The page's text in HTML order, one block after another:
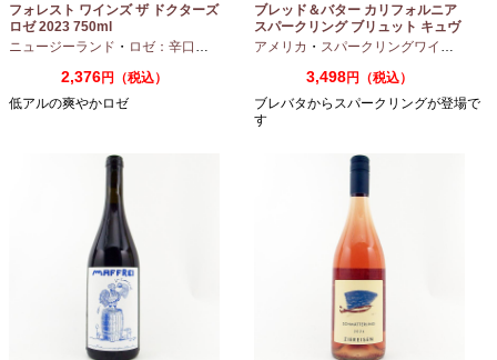
フォレスト ワインズ ザ ドクターズ
ロゼ 2023 750ml
ニュージーランド ・ ロゼ：辛口 ・ ピノノワール
2,376円（税込）
低アルの爽やかロゼ
ブレッド＆バター カリフォルニア
スパークリング ブリュット キュヴ
ェ NV 750ml
アメリカ ・ スパークリングワイン
3,498円（税込）
ブレバタからスパークリングが登場で
す